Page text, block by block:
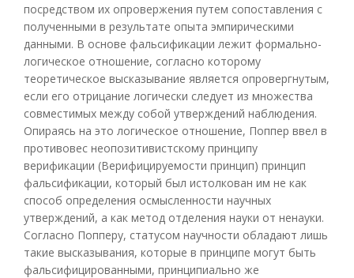
посредством их опровержения путем сопоставления с
полученными в результате опыта эмпирическими
данными. В основе фальсификации лежит формально-
логическое отношение, согласно которому
теоретическое высказывание является опровергнутым,
если его отрицание логически следует из множества
совместимых между собой утверждений наблюдения.
Опираясь на это логическое отношение, Поппер ввел в
противовес неопозитивистскому принципу
верификации (Верифицируемости принцип) принцип
фальсификации, который был истолкован им не как
способ определения осмысленности научных
утверждений, а как метод отделения науки от ненауки.
Согласно Попперу, статусом научности обладают лишь
такие высказывания, которые в принципе могут быть
фальсифицированными, принципиально же